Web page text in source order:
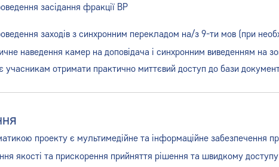
засідання фракції ВР
заходів з синхронним перекладом на/з 9-ти мов (при
наведення камер на доповідача і синхронним виведенням на
учасникам отримати практично миттєвий доступ до бази
проекту є мультимедійне та інформаційне забезпечення
якості та прискорення прийняття рішення та швидкому доступу